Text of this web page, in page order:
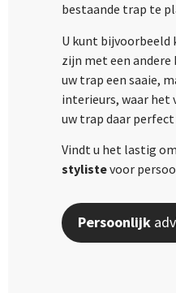
bestaande trap te
U kunt bijvoorbeeld
zijn met een
uw trap een saaie,
interieurs, waar het
uw trap daar
Vindt u het lastig
stylistevoor
Persoonlijk